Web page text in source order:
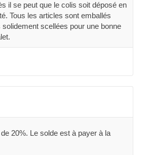
il se peut que le colis soit déposé en
Tous les articles sont emballés
scellées pour une bonne
20%. Le solde est à payer à la